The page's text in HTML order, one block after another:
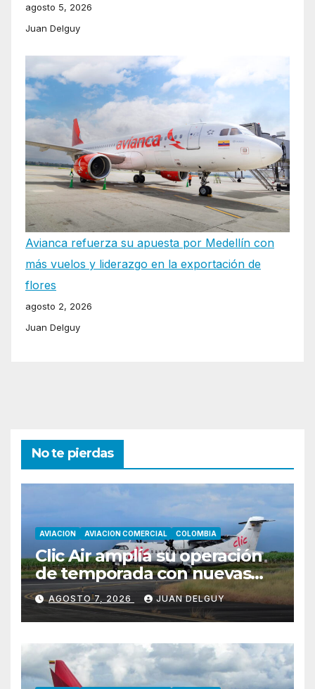
agosto 5, 2026
Juan Delguy
Avianca refuerza su apuesta por Medellín con
más vuelos y liderazgo en la exportación de
flores
agosto 2, 2026
Juan Delguy
No te pierdas
AVIACION AVIACION COMERCIAL COLOMBIA
Clic Air amplía su operación
de temporada con nuevas
rutas hacia Cartagena y Tolú
AGOSTO 7, 2026 JUAN DELGUY